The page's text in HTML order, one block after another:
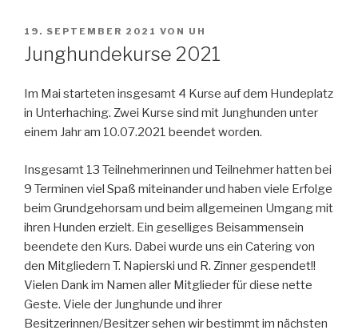
VERÖFFENTLICHT
AM
19. SEPTEMBER 2021 VON UH
Junghundekurse 2021
Im Mai starteten insgesamt 4 Kurse auf dem Hundeplatz
in Unterhaching. Zwei Kurse sind mit Junghunden unter
einem Jahr am 10.07.2021 beendet worden.
Insgesamt 13 Teilnehmerinnen und Teilnehmer hatten bei
9 Terminen viel Spaß miteinander und haben viele Erfolge
beim Grundgehorsam und beim allgemeinen Umgang mit
ihren Hunden erzielt. Ein geselliges Beisammensein
beendete den Kurs. Dabei wurde uns ein Catering von
den Mitgliedern T. Napierski und R. Zinner gespendet!!
Vielen Dank im Namen aller Mitglieder für diese nette
Geste. Viele der Junghunde und ihrer
Besitzerinnen/Besitzer sehen wir bestimmt im nächsten